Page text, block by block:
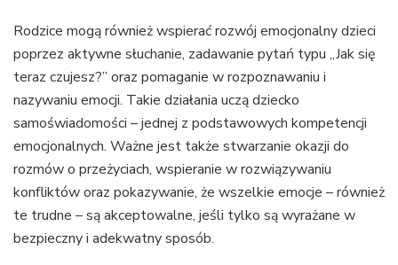
Rodzice mogą również wspierać rozwój emocjonalny dzieci
poprzez aktywne słuchanie, zadawanie pytań typu „Jak się
teraz czujesz?” oraz pomaganie w rozpoznawaniu i
nazywaniu emocji. Takie działania uczą dziecko
samoświadomości – jednej z podstawowych kompetencji
emocjonalnych. Ważne jest także stwarzanie okazji do
rozmów o przeżyciach, wspieranie w rozwiązywaniu
konfliktów oraz pokazywanie, że wszelkie emocje – również
te trudne – są akceptowalne, jeśli tylko są wyrażane w
bezpieczny i adekwatny sposób.